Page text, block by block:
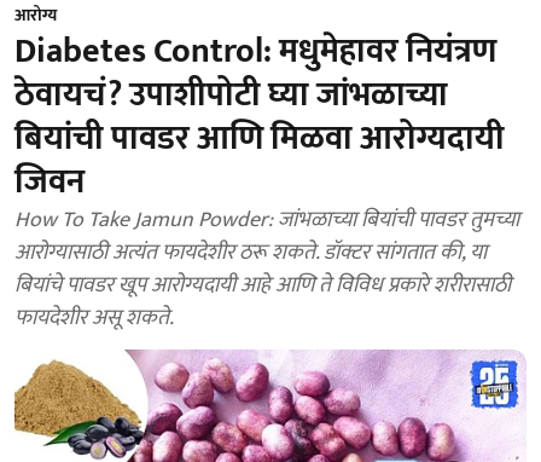
आरोग्य
Diabetes Control: मधुमेहावर नियंत्रण
ठेवायचं? उपाशीपोटी घ्या जांभळाच्या
बियांची पावडर आणि मिळवा आरोग्यदायी
जिवन
How To Take Jamun Powder: जांभळाच्या बियांची पावडर तुमच्या
आरोग्यासाठी अत्यंत फायदेशीर ठरू शकते. डॉक्टर सांगतात की, या
बियांचे पावडर खूप आरोग्यदायी आहे आणि ते विविध प्रकारे शरीरासाठी
फायदेशीर असू शकते.